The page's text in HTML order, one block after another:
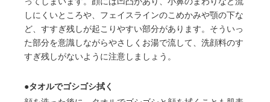
しにくいところや、フェイスラインのこめかみや顎の下な
ど、すすぎ残しが起こりやすい部分があります。そういっ
た部分を意識しながらやさしくお湯で流して、洗顔料のす
すぎ残しがないように注意しましょう。
●タオルでゴシゴシ拭く